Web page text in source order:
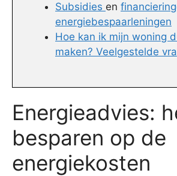
Subsidies en
energiebespaarleningen
Hoe kan ik mijn woning
maken? Veelgestelde
Energieadvies:
besparen op de
energiekosten